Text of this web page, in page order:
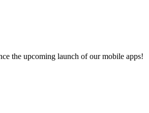
the upcoming launch of our mobile apps!